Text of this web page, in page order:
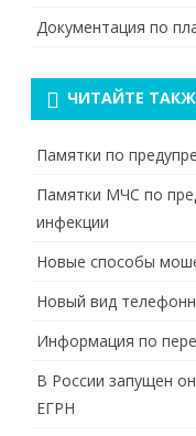
Документация по
ЧИТАЙТЕ
Памятки по
Памятки МЧС по
инфекции
Новые способы
Новый вид
Информация по
В России запущен
ЕГРН